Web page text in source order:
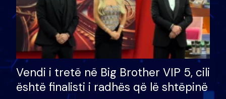
Vendi i tretë në Big Brother VIP 5, cili
është finalisti i radhës që lë shtëpinë